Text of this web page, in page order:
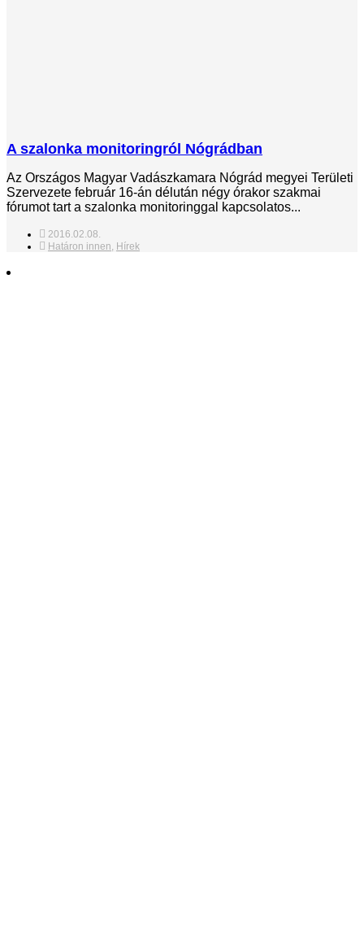
A szalonka monitoringról Nógrádban
Az Országos Magyar Vadászkamara Nógrád megyei Területi
Szervezete február 16-án délután négy órakor szakmai
fórumot tart a szalonka monitoringgal kapcsolatos...
2016.02.08.
Határon innen, Hírek